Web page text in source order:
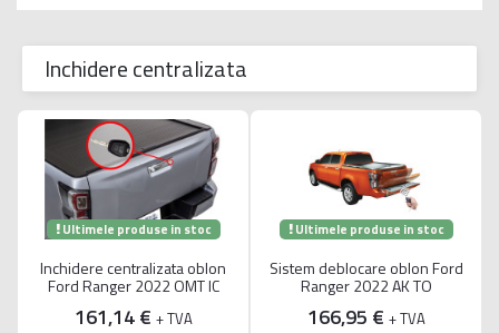
Inchidere centralizata
Ultimele produse in stoc
Inchidere centralizata oblon
Ford Ranger 2022 OMT IC
161,14 € + TVA
Ultimele produse in stoc
Sistem deblocare oblon Ford
Ranger 2022 AK TO
166,95 € + TVA